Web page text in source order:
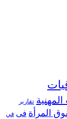
تقارير
المرأة فى في